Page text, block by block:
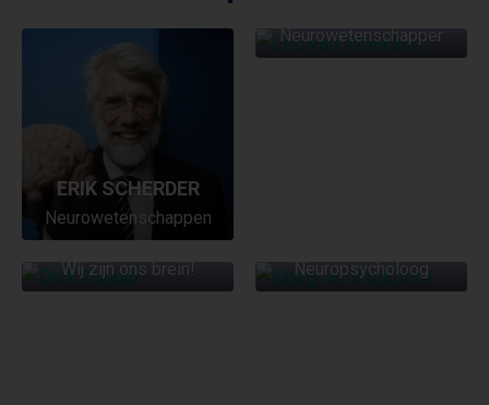
ERIK SCHERDER
Neurowetenschappen
Neurowetenschapper
DICK SWAAB
Wij zijn ons brein! Neuropsycholoog